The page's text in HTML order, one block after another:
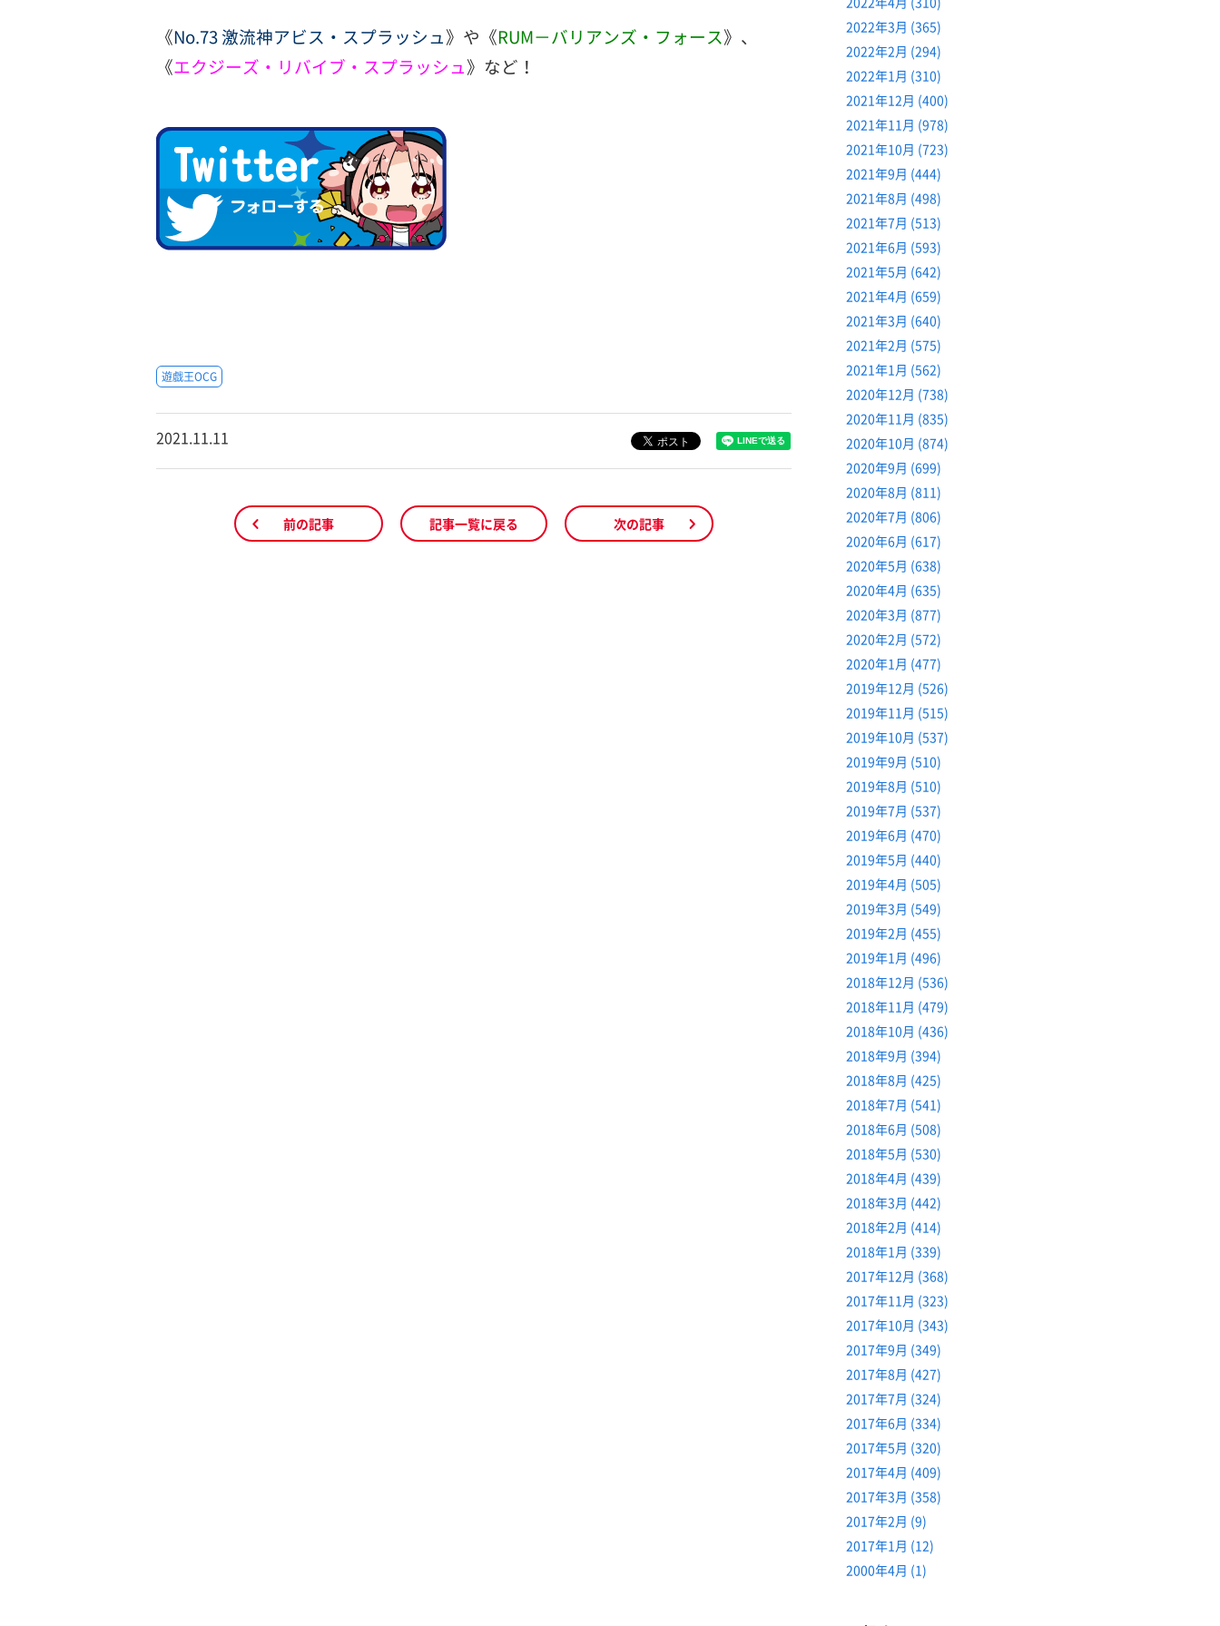
《No.73 激流神アビス・スプラッシュ》や《RUM－バリアンズ・フォース》、
《エクジーズ・リバイブ・スプラッシュ》など！
遊戯王OCG
2021.11.11
前の記事 記事一覧に戻る 次の記事
2022年3月 (365)
2022年2月 (294)
2022年1月 (310)
2021年12月 (400)
2021年11月 (978)
2021年10月 (723)
2021年9月 (444)
2021年8月 (498)
2021年7月 (513)
2021年6月 (593)
2021年5月 (642)
2021年4月 (659)
2021年3月 (640)
2021年2月 (575)
2021年1月 (562)
2020年12月 (738)
2020年11月 (835)
2020年10月 (874)
2020年9月 (699)
2020年8月 (811)
2020年7月 (806)
2020年6月 (617)
2020年5月 (638)
2020年4月 (635)
2020年3月 (877)
2020年2月 (572)
2020年1月 (477)
2019年12月 (526)
2019年11月 (515)
2019年10月 (537)
2019年9月 (510)
2019年8月 (510)
2019年7月 (537)
2019年6月 (470)
2019年5月 (440)
2019年4月 (505)
2019年3月 (549)
2019年2月 (455)
2019年1月 (496)
2018年12月 (536)
2018年11月 (479)
2018年10月 (436)
2018年9月 (394)
2018年8月 (425)
2018年7月 (541)
2018年6月 (508)
2018年5月 (530)
2018年4月 (439)
2018年3月 (442)
2018年2月 (414)
2018年1月 (339)
2017年12月 (368)
2017年11月 (323)
2017年10月 (343)
2017年9月 (349)
2017年8月 (427)
2017年7月 (324)
2017年6月 (334)
2017年5月 (320)
2017年4月 (409)
2017年3月 (358)
2017年2月 (9)
2017年1月 (12)
2000年4月 (1)